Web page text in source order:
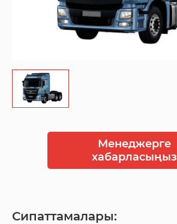
Менеджерге
хабарласыңыз
Сипаттамалары: